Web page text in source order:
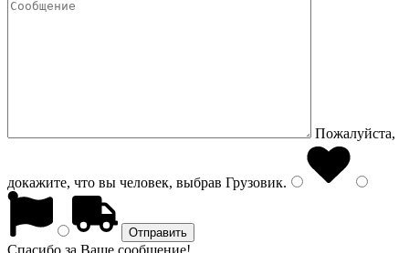
Пожалуйста,
докажите, что вы человек, выбрав Грузовик.
Спасибо за Ваше сообщение!